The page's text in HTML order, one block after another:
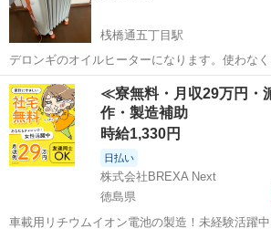
桟橋通五丁目駅
デロンギのオイルヒーターになります。使わな
しました。 音も静かで、匂いを出さずに部屋を暖めることができるの
で、小さな赤ちゃんなんかがいるご家庭では重
また、火を使わないので安全面で...
高知 高知市 桟橋通五丁目駅 季節、
≪寮無料・月収29万円・
作・製造補助
時給1,330円
日払い
株式会社BREXA Next
徳島県
車載用リチウムイオン電池の製造！未経験活躍